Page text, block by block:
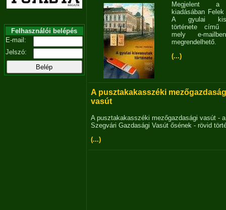
Felhasználói belépés
E-mail:
Jelszó:
Megjelent
kiadásában
A gyulai
története című
mely e-
megrendelhető.
(...)
A pusztakakasszéki
vasút
A pusztakakasszéki mezőgazdasági vasút - a
Szegvári Gazdasági Vasút ősének - rövid
(...)